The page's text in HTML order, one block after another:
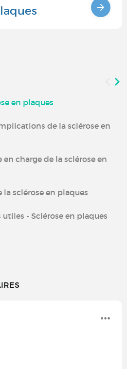
en plaques
de la sclérose en
charge de la sclérose en
sclérose en plaques
- Sclérose en plaques